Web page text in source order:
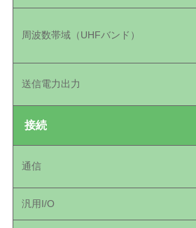
周波数帯域（UHFバンド）
送信電力出力
接続
通信
汎用I/O